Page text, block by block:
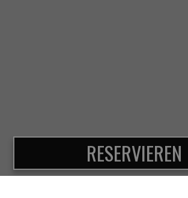
RESERVIEREN